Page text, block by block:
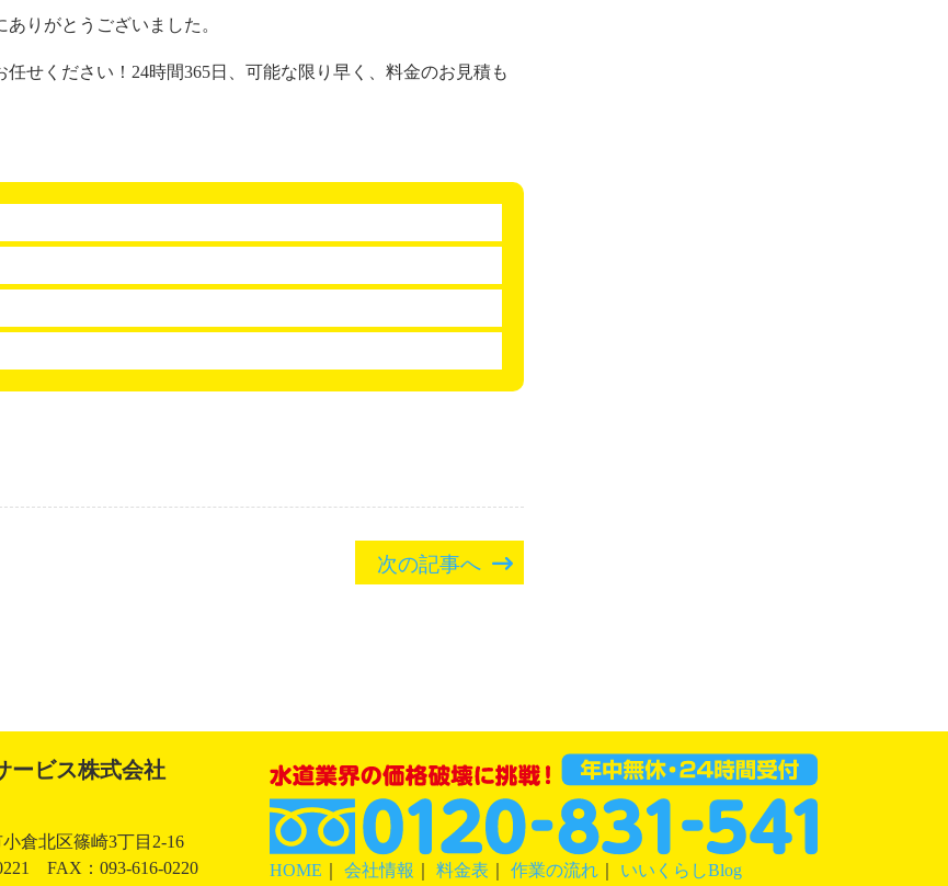
りがとうございました。
せください！24時間365日、可能な限り早く、料金のお見積も
次の記事へ
ービス株式会社
倉北区篠崎3丁目2-16
FAX：093-616-0220
HOME 会社情報 料金表 作業の流れ｜ いいくらしBlog